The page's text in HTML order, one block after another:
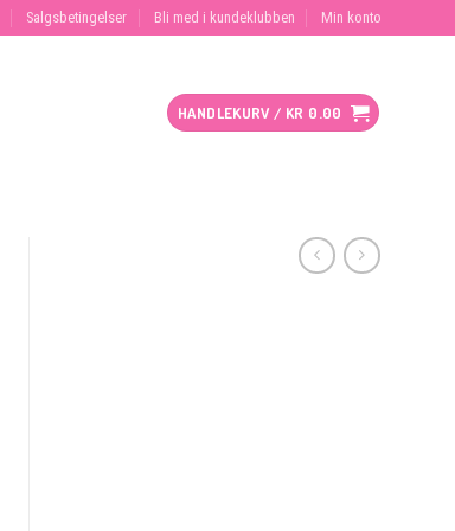
Salgsbetingelser Bli med i kundeklubben Min konto
HANDLEKURV / KR 0.00